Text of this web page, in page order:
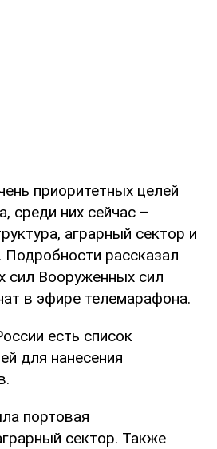
приоритетных целей
среди них сейчас –
аграрный сектор и
рассказал
сил Вооруженных сил
в эфире телемарафона.
есть список
для нанесения
портовая
сектор. Также